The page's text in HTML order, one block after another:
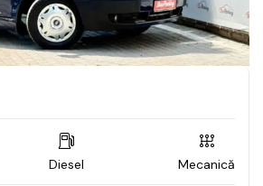
Diesel Mecanică